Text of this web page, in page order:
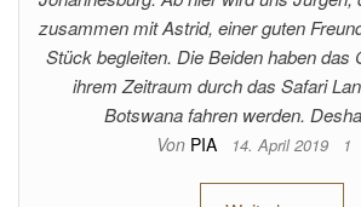
zusammen mit Astrid, einer guten
Stück begleiten. Die Beiden haben das
ihrem Zeitraum durch das Safari
Botswana fahren werden.
Von PIA 14. April 2019 1